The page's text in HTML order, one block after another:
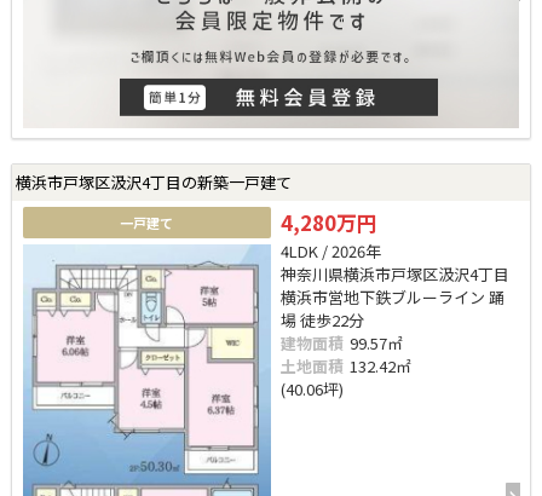
横浜市戸塚区汲沢4丁目の新築一戸建て
一戸建て 4,280万円
4LDK / 2026年
神奈川県横浜市戸塚区汲沢4丁目
横浜市営地下鉄ブルーライン 踊
場 徒歩22分
建物面積 99.57㎡
土地面積 132.42㎡
(40.06坪)